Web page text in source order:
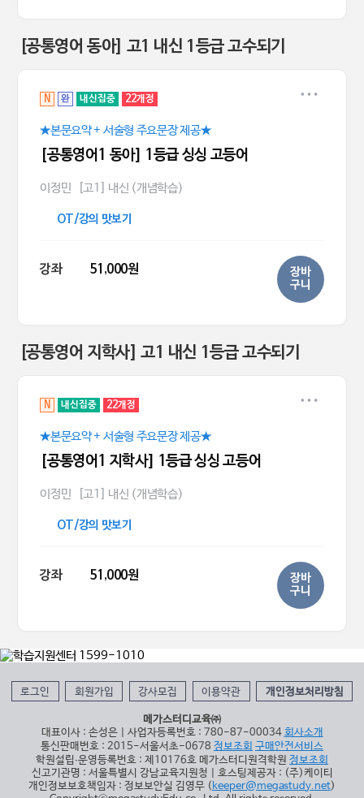
[공통영어 동아] 고1 내신 1등급 고수되기
N 완 내신집중 22개정
★본문요약 + 서술형 주요문장 제공★
[공통영어1 동아] 1등급 싱싱 고등어
이정민 [고1] 내신 (개념학습)
OT/강의 맛보기
강좌 51,000원
장바
구니
[공통영어 지학사] 고1 내신 1등급 고수되기
N 내신집중 22개정
★본문요약 + 서술형 주요문장 제공★
[공통영어1 지학사] 1등급 싱싱 고등어
이정민 [고1] 내신 (개념학습)
OT/강의 맛보기
강좌 51,000원
장바
구니
로그인 회원가입 강사모집 이용약관 개인정보처리방침
메가스터디교육㈜
대표이사 : 손성은 | 사업자등록번호 : 780-87-00034 회사소개
통신판매번호 : 2015-서울서초-0678 정보조회 구매안전서비스
학원설립∙운영등록번호 : 제10176호 메가스터디원격학원 정보조회
신고기관명 : 서울특별시 강남교육지원청 | 호스팅제공자 : (주)케이티
개인정보보호책임자 : 정보보안실 김영무 ( keeper@megastudy.net)